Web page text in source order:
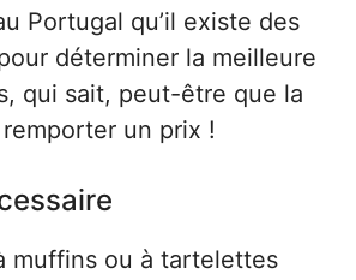
Portugal qu’il existe des
déterminer la meilleure
qui sait, peut-être que la
un prix !
muffins ou à tartelettes